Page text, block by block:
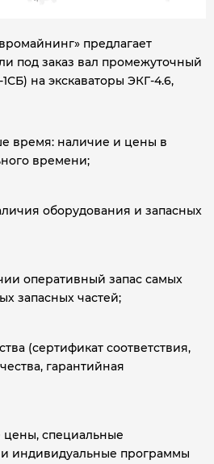
предлагает
под заказ вал промежуточный
на экскаваторы ЭКГ-4.6,
время: наличие и цены в
времени;
оборудования и запасных
оперативный запас самых
запасных частей;
(сертификат соответствия,
гарантийная
цены, специальные
индивидуальные программы